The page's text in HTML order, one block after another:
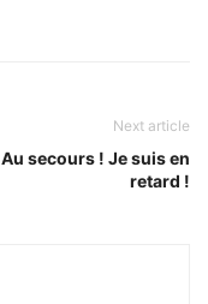
Next article
Au secours ! Je suis en
retard !